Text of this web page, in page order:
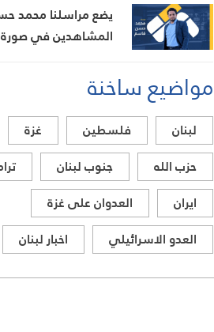
يضع مراسلنا محمد
المشاهدين في صورة
المستجدات على
السياسية والميدانية،
المواقف الرسمية وأبرز
ذات الصلة بالشأنين
والإقليمي
مواضيع ساخنة
لبنان فلسطين
غزة
حزب الله
جنوب لبنان
ايران
العدوان على غزة
العدو الاسرائيلي
اخبار لبنان